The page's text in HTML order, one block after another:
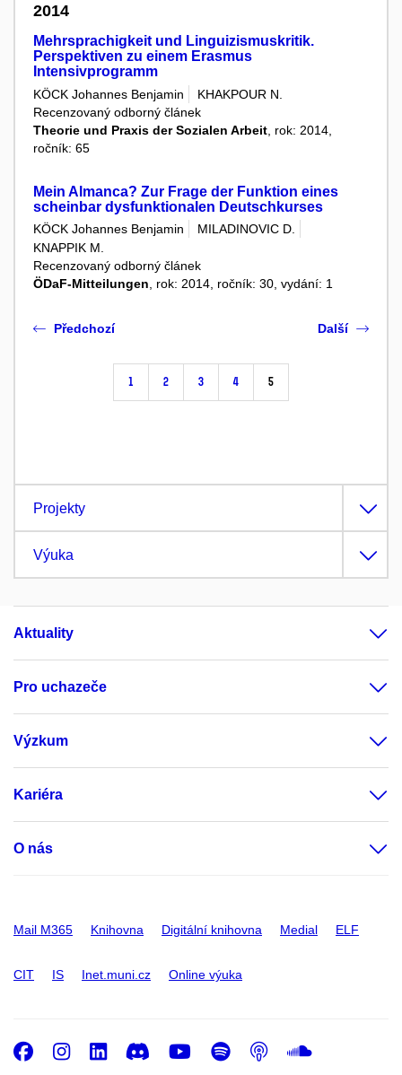
2014
Mehrsprachigkeit und Linguizismuskritik.
Perspektiven zu einem Erasmus
Intensivprogramm
KÖCK Johannes Benjamin
KHAKPOUR N.
Recenzovaný odborný článek
Theorie und Praxis der Sozialen Arbeit , rok: 2014,
ročník: 65
Mein Almanca? Zur Frage der Funktion eines
scheinbar dysfunktionalen Deutschkurses
KÖCK Johannes Benjamin
MILADINOVIC D.
KNAPPIK M.
Recenzovaný odborný článek
ÖDaF-Mitteilungen, rok: 2014, ročník: 30, vydání: 1
Předchozí
1 2 3 4 5
Další
Projekty
Výuka
Aktuality
Pro uchazeče
Výzkum
Kariéra
O nás
Mail M365 Knihovna Digitální knihovna Medial ELF
CIT IS Inet.muni.cz Online výuka
Facebook
Instagram
LinkedIn
DiscordYoutube
Spotify
Podcast